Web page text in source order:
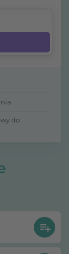
do